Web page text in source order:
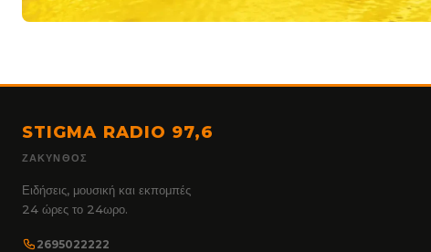
STIGMA RADIO 97,6
ΖΆΚΥΝΘΟΣ
Ειδήσεις, μουσική και εκπομπές
24 ώρες το 24ωρο.
2695022222